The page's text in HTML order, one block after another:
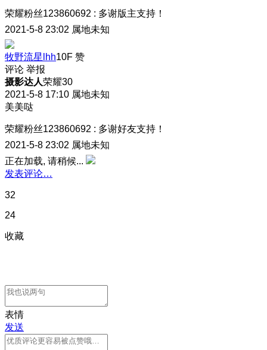
荣耀粉丝123860692 : 多谢版主支持！
2021-5-8 23:02 属地未知
牧野流星lhh10F 赞
评论 举报
摄影达人荣耀30
2021-5-8 17:10 属地未知
美美哒
荣耀粉丝123860692 : 多谢好友支持！
2021-5-8 23:02 属地未知
正在加载, 请稍候...
发表评论…
32
24
收藏
表情
发送